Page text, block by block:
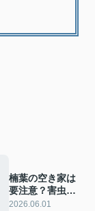
楠葉の空き家は
要注意？害虫駆
除と売却の進め
2026.06.01